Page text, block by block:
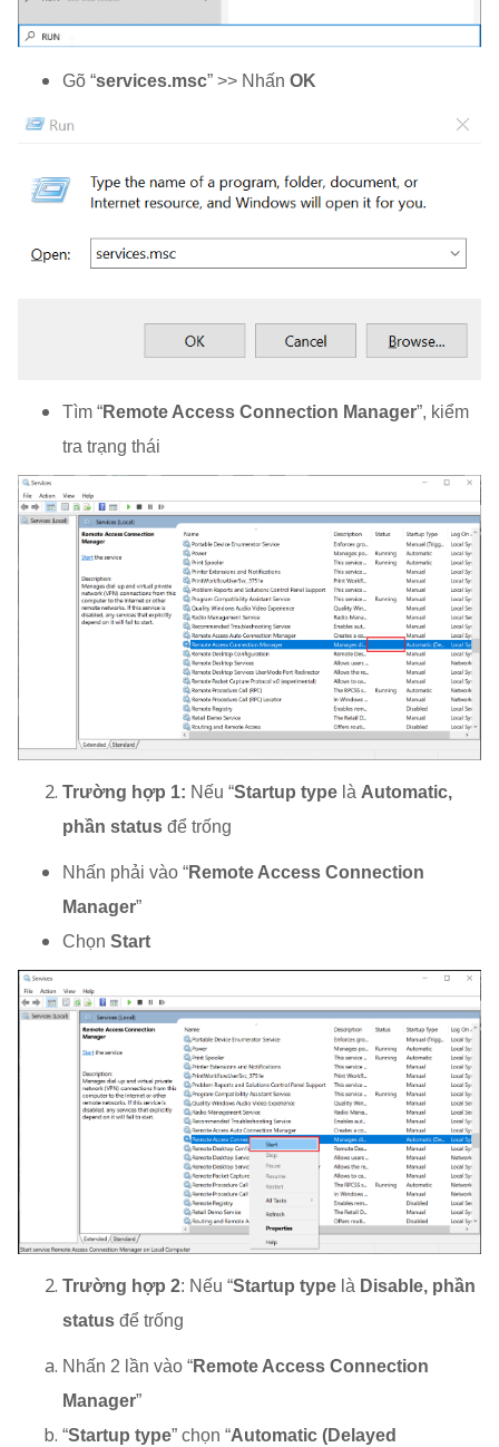
Gõ “services.msc” >> Nhấn OK
Tìm “Remote Access Connection Manager”, kiểm
tra trạng thái
Trường hợp 1: Nếu “Startup type là Automatic,
phần status để trống
Nhấn phải vào “Remote Access Connection
Manager”
Chọn Start
Trường hợp 2: Nếu “Startup type là Disable, phần
status để trống
Nhấn 2 lần vào “Remote Access Connection
Manager”
“Startup type” chọn “Automatic (Delayed